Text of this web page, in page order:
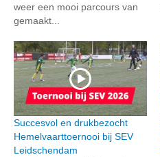
weer een mooi parcours van
gemaakt...
Succesvol en drukbezocht
Hemelvaarttoernooi bij SEV
Leidschendam